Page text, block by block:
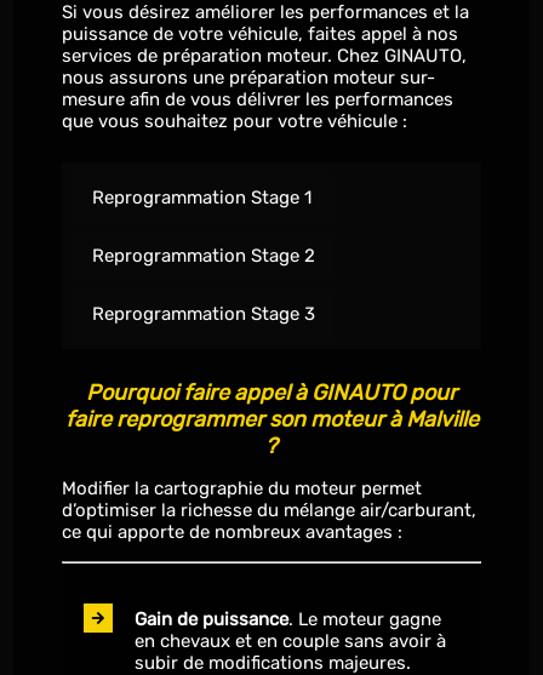
Si vous désirez améliorer les performances et la
puissance de votre véhicule, faites appel à nos
services de préparation moteur. Chez GINAUTO,
nous assurons une préparation moteur sur-
mesure afin de vous délivrer les performances
que vous souhaitez pour votre véhicule :
Reprogrammation Stage 1
Reprogrammation Stage 2
Reprogrammation Stage 3
Pourquoi faire appel à GINAUTO pour
faire reprogrammer son moteur à Malville
?
Modifier la cartographie du moteur permet
d’optimiser la richesse du mélange air/carburant,
ce qui apporte de nombreux avantages :
Gain de puissance. Le moteur gagne
en chevaux et en couple sans avoir à
subir de modifications majeures.